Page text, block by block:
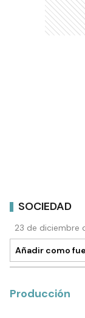
SOCIEDAD
23 de diciembre
Añadir como
Producción